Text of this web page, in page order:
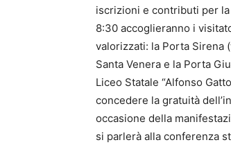
iscrizioni e contributi per
8:30 accoglieranno i
valorizzati: la Porta Sirena
Santa Venera e la Porta
Liceo Statale “Alfonso
concedere la gratuità
occasione della
si parlerà alla conferenza